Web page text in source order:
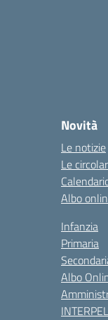
Novità
Le notizie
Le
Albo
Infanzia
Primaria
Albo